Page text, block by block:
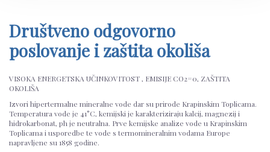
Društveno odgovorno
poslovanje i zaštita okoliša
VISOKA ENERGETSKA UČINKOVITOST , EMISIJE CO2=0, ZAŠTITA
OKOLIŠA
Izvori hipertermalne mineralne vode dar su prirode Krapinskim Toplicama.
Temperatura vode je 41°C, kemijski je karakteriziraju kalcij, magnezij i
hidrokarbonat, ph je neutralna. Prve kemijske analize vode u Krapinskim
Toplicama i usporedbe te vode s termomineralnim vodama Europe
napravljene su 1858 godine.